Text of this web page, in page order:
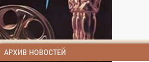
АРХИВ НОВОСТЕЙ